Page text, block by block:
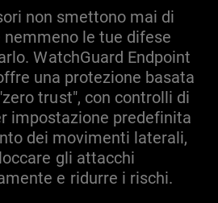
non smettono mai di
nemmeno le tue difese
WatchGuard Endpoint
una protezione basata
trust", con controlli di
impostazione predefinita
dei movimenti laterali,
gli attacchi
e ridurre i rischi.